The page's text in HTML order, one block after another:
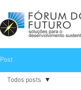
Post
Todos posts